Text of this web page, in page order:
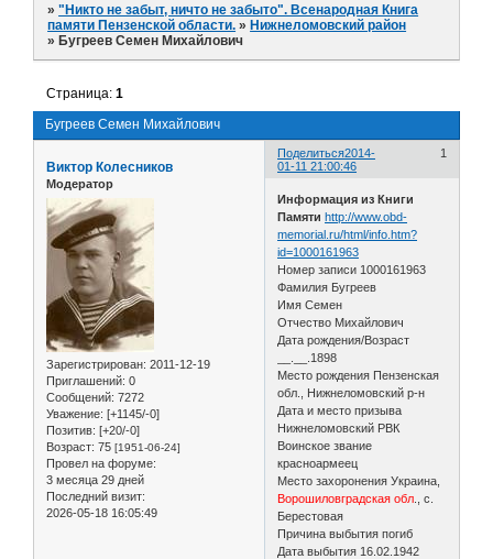
»"Никто не забыт, ничто не забыто". Всенародная Книга
памяти Пензенской области. » Нижнеломовский район
» Бугреев Семен Михайлович
Бугреев Семен Михайлович
Страница:1
Поделиться 1
2014-
01-11 21:00:46
Виктор Колесников
Модератор
Зарегистрирован: 2011-12-19
Приглашений: 0
Сообщений: 7272
Уважение: [+1145/-0]
Позитив: [+20/-0]
Возраст: 75 [1951-06-24]
Провел на форуме:
3 месяца 29 дней
Последний визит:
2026-05-18 16:05:49
Информация из Книги
Памяти http://www.obd-
memorial.ru/html/info.htm?
id=1000161963
Номер записи 1000161963
Фамилия Бугреев
Имя Семен
Отчество Михайлович
Дата рождения/Возраст
__.__.1898
Место рождения Пензенская
обл., Нижнеломовский р-н
Дата и место призыва
Нижнеломовский РВК
Воинское звание
красноармеец
Место захоронения Украина,
Ворошиловградская обл ., с.
Берестовая
Причина выбытия погиб
Дата выбытия 16.02.1942